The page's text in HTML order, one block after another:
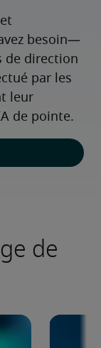
besoin—
de direction
par les
leur
de pointe.
de